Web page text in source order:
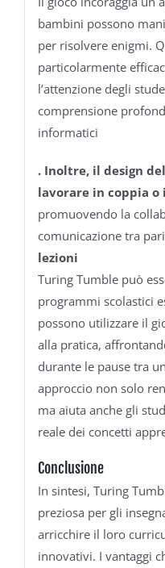
bambini possono
per risolvere enigmi.
particolarmente
l’attenzione degli
comprensione
informatici
.Inoltre, il design
lavorare in coppia
promuovendo la
comunicazione tra
lezioni
Turing Tumble può
programmi scolastici
possono utilizzare il
alla pratica,
durante le pause tra
approccio non solo
ma aiuta anche gli
reale dei concetti
Conclusione
In sintesi, Turing
preziosa per gli
arricchire il loro
innovativi. I vantaggi